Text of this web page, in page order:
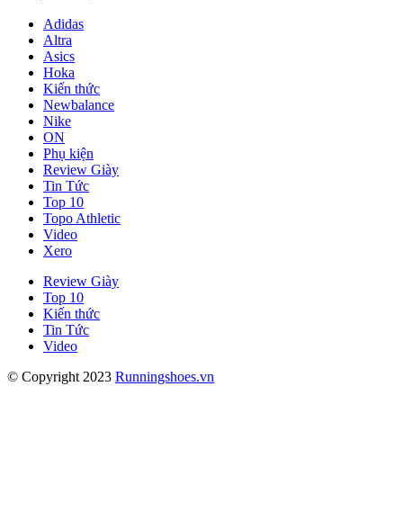
Adidas
Altra
Asics
Hoka
Kiến thức
Newbalance
Nike
ON
Phụ kiện
Review Giày
Tin Tức
Top 10
Topo Athletic
Video
Xero
Review Giày
Top 10
Kiến thức
Tin Tức
Video
© Copyright 2023 Runningshoes.vn